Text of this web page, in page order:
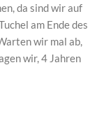
da sind wir auf
am Ende des
wir mal ab,
wir, 4 Jahren